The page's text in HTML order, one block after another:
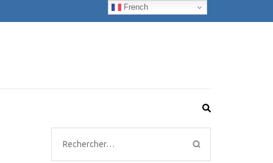
Rechercher :
French